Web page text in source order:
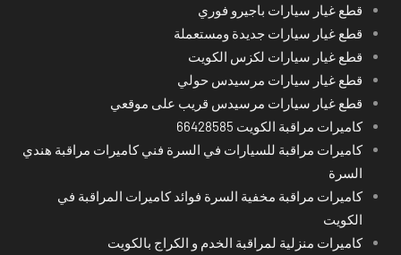
قطع غيار سيارات باجيرو فوري
قطع غيار سيارات جديدة ومستعملة
قطع غيار سيارات لكزس الكويت
قطع غيار سيارات مرسيدس حولي
قطع غيار سيارات مرسيدس قريب على موقعي
كاميرات مراقبة الكويت 66428585
كاميرات مراقبة للسيارات في السرة فني كاميرات مراقبة هندي
السرة
كاميرات مراقبة مخفية السرة فوائد كاميرات المراقبة في
الكويت
كاميرات منزلية لمراقبة الخدم و الكراج بالكويت